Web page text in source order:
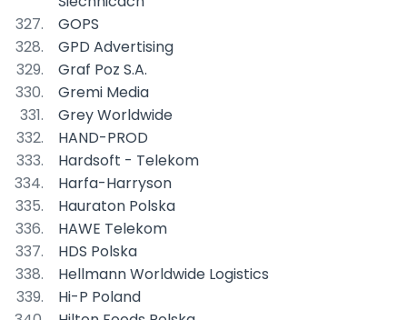
GOPS
GPD Advertising
Graf Poz S.A.
Gremi Media
Grey Worldwide
HAND-PROD
Hardsoft - Telekom
Harfa-Harryson
Hauraton Polska
HAWE Telekom
HDS Polska
Hellmann Worldwide Logistics
Hi-P Poland